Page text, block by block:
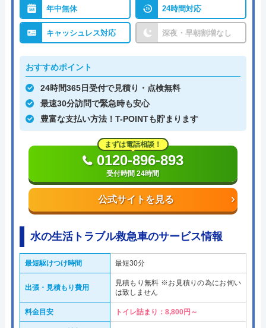
年中無休 24時間対応
キャッシュレス対応 深夜・早朝割増なし
おすすめポイント
24時間365日受付で見積り・点検無料
最速30分訪問で緊急時も安心
豊富な支払い方法！T-POINTも貯まります
公式サイトを見る
まずは電話相談！
0120-896-893
受付時間 24時間
水の生活トラブル救急車のサービス情報
最短駆けつけ時間 最短30分
出張・見積もり費用
見積もり無料 ※お見積りの為にお伺い
は致しません
料金目安 トイレ詰まり：8,800円～